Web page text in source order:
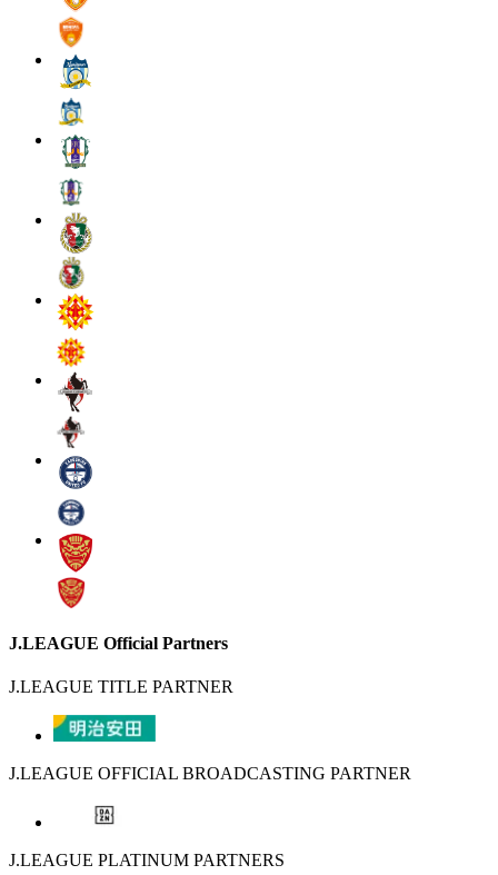
J.LEAGUE Official Partners
J.LEAGUE TITLE PARTNER
J.LEAGUE OFFICIAL BROADCASTING PARTNER
J.LEAGUE PLATINUM PARTNERS